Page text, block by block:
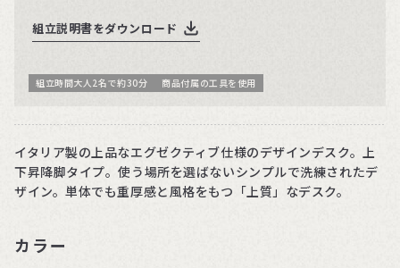
組立説明書をダウンロード
組立時間大人2名で約30分 商品付属の工具を使用
イタリア製の上品なエグゼクティブ仕様のデザインデスク。上
下昇降脚タイプ。使う場所を選ばないシンプルで洗練されたデ
ザイン。単体でも重厚感と風格をもつ「上質」なデスク。
カラー